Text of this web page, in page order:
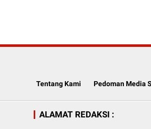
Tentang Kami Pedoman Media
ALAMAT REDAKSI :